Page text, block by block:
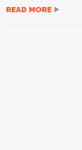
READ MORE